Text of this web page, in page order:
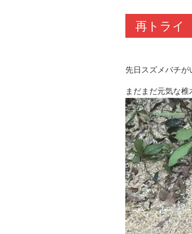
再トライ
先日スズメバチが
まだまだ元気な椎